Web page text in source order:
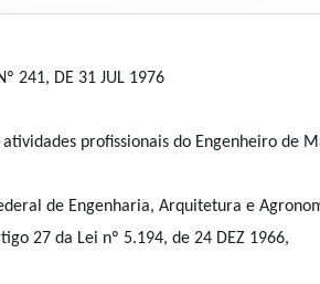
241, DE 31 JUL 1976
profissionais do Engenheiro de
de Engenharia, Arquitetura e
27 da Lei nº 5.194, de 24 DEZ 1966,